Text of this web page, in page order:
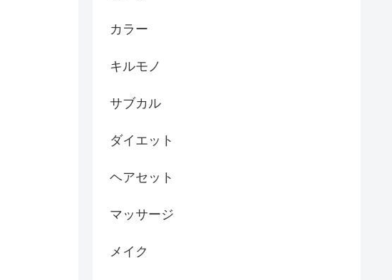
カラー
キルモノ
サブカル
ダイエット
ヘアセット
マッサージ
メイク